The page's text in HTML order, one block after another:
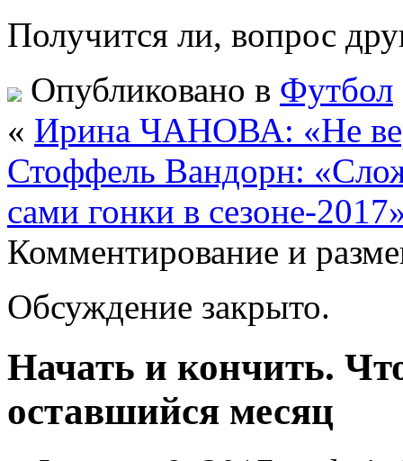
Получится ли, вопрос
Опубликовано в Футбол
« Ирина ЧАНОВА: «Не
Стоффель Вандорн:
сами гонки в сезоне-
Комментирование и
Обсуждение закрыто.
Начать и кончить.
оставшийся месяц